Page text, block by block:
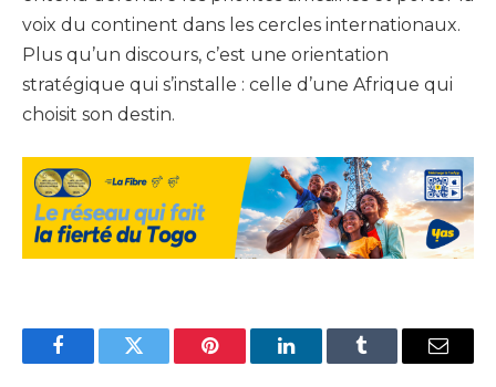
voix du continent dans les cercles internationaux.
Plus qu’un discours, c’est une orientation
stratégique qui s’installe : celle d’une Afrique qui
choisit son destin.
FacebookTwitter Pinterest LinkedInTumblr Email